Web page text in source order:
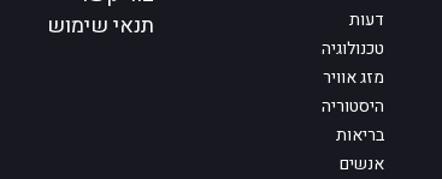
דעות
טכנולוגיה
מזג אוויר
היסטוריה
בריאות
אנשים
תנאי שימוש